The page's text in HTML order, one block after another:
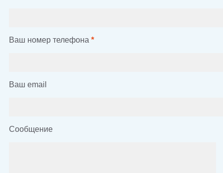
Ваш номер телефона *
Ваш email
Сообщение